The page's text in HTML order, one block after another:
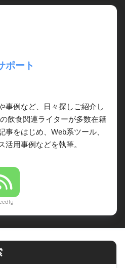
ポート
事例など、日々探しご紹介し
飲食関連ライターが多数在籍
事をはじめ、Web系ツール、
活用事例などを執筆。